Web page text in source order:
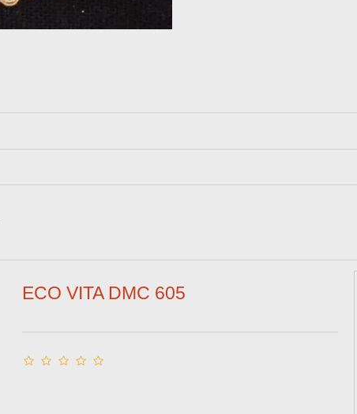
ECO VITA DMC 605